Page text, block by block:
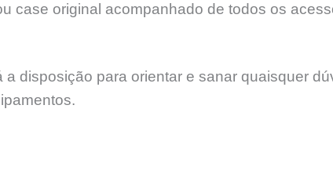
case original acompanhado de todos os
disposição para orientar e sanar quaisquer